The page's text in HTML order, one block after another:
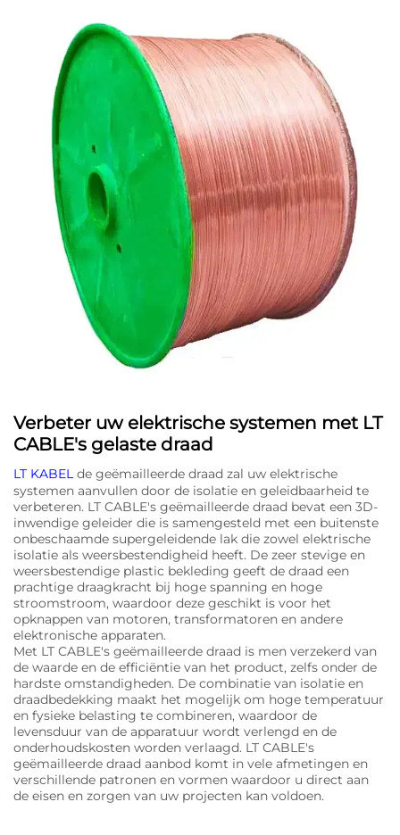
Verbeter uw elektrische systemen met LT
CABLE's gelaste draad
LT KABELde geëmailleerde draad zal uw elektrische
systemen aanvullen door de isolatie en geleidbaarheid te
verbeteren. LT CABLE's geëmailleerde draad bevat een 3D-
inwendige geleider die is samengesteld met een buitenste
onbeschaamde supergeleidende lak die zowel elektrische
isolatie als weersbestendigheid heeft. De zeer stevige en
weersbestendige plastic bekleding geeft de draad een
prachtige draagkracht bij hoge spanning en hoge
stroomstroom, waardoor deze geschikt is voor het
opknappen van motoren, transformatoren en andere
elektronische apparaten.
Met LT CABLE's geëmailleerde draad is men verzekerd van
de waarde en de efficiëntie van het product, zelfs onder de
hardste omstandigheden. De combinatie van isolatie en
draadbedekking maakt het mogelijk om hoge temperatuur
en fysieke belasting te combineren, waardoor de
levensduur van de apparatuur wordt verlengd en de
onderhoudskosten worden verlaagd. LT CABLE's
geëmailleerde draad aanbod komt in vele afmetingen en
verschillende patronen en vormen waardoor u direct aan
de eisen en zorgen van uw projecten kan voldoen.